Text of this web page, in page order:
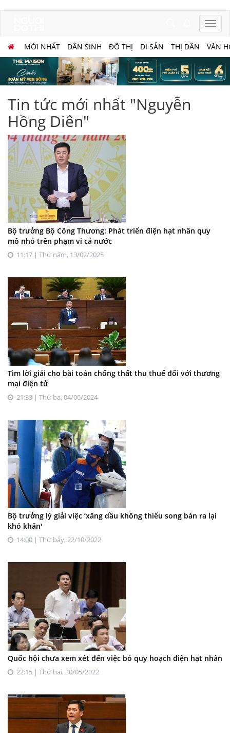
MỚI NHẤT DÂN SINH ĐÔ THỊ DI SẢN THỊ DÂN VĂN
Tin tức mới nhất "Nguyễn
Hồng Diên"
Bộ trưởng Bộ Công Thương: Phát triển điện hạt nhân quy
mô nhỏ trên phạm vi cả nước
11:17 | Thứ năm, 13/02/2025
Tìm lời giải cho bài toán chống thất thu thuế đối với thương
mại điện tử
21:33 | Thứ ba, 04/06/2024
Bộ trưởng lý giải việc ‘xăng dầu không thiếu song bán ra lại
khó khăn'
14:00 | Thứ bảy, 22/10/2022
Quốc hội chưa xem xét đến việc bỏ quy hoạch điện hạt nhân
22:15 | Thứ hai, 30/05/2022